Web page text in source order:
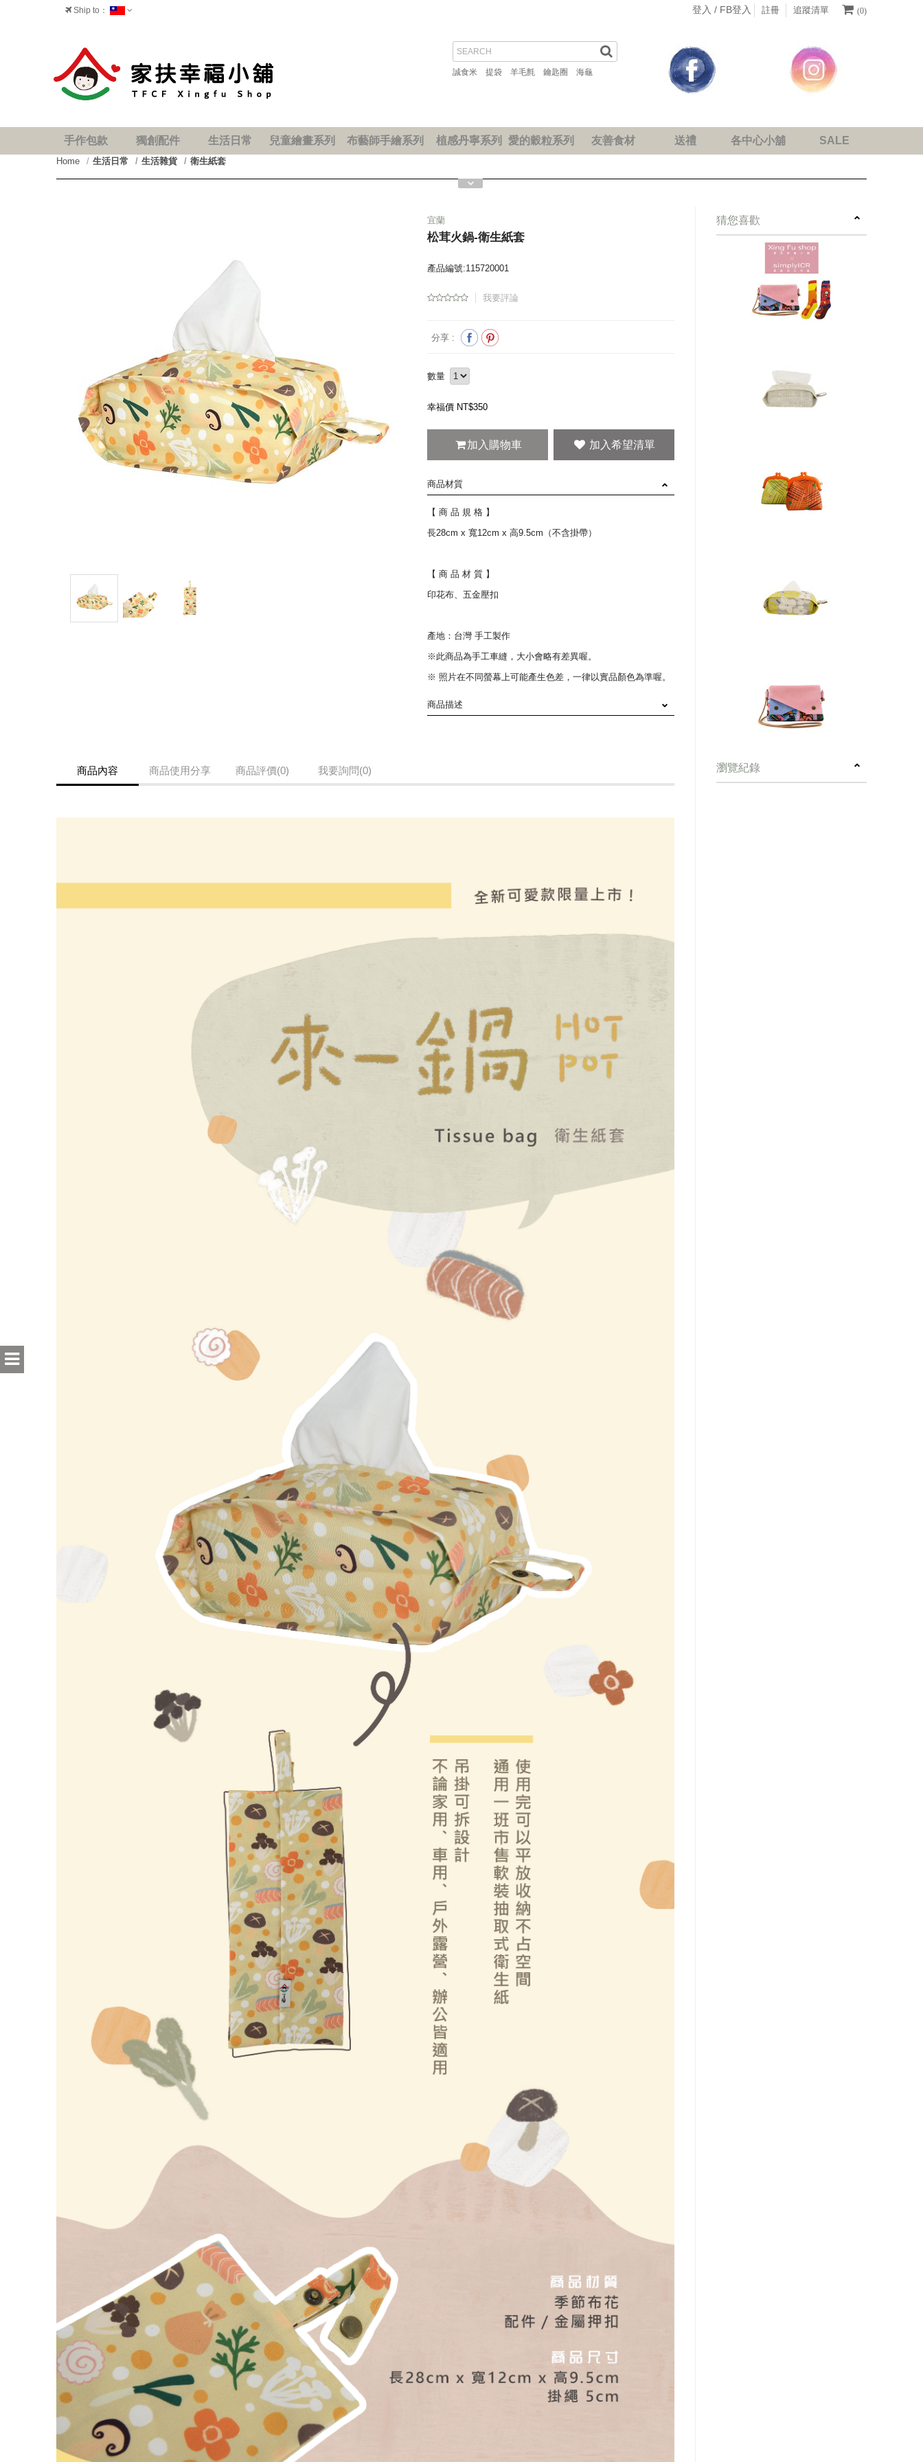
(0)
登入 / FB登入 註冊 追蹤清單
Ship to：
誠食米 提袋 羊毛氈 鑰匙圈 海龜
手作包款 獨創配件 生活日常 兒童繪畫系列 布藝師手繪系列 植感丹寧系列 愛的穀粒系列 友善食材 送禮 各中心小舖 SALE
Home 生活日常 生活雜貨 衛生紙套
prev
宜蘭
松茸火鍋-衛生紙套
產品編號:115720001
我要評論
分享 :
數量
幸福價 NT$350
加入購物車
商品材質
【 商 品 規 格 】
長28cm x 寬12cm x 高9.5cm（不含掛帶）
【 商 品 材 質 】
印花布、五金壓扣
產地：台灣 手工製作
※此商品為手工車縫，大小會略有差異喔。
※ 照片在不同螢幕上可能產生色差，一律以實品顏色為準喔。
商品描述
讓日常生活多點療愈點綴
商品內容 商品使用分享 商品評價(0) 我要詢問(0)
猜您喜歡
瀏覽紀錄